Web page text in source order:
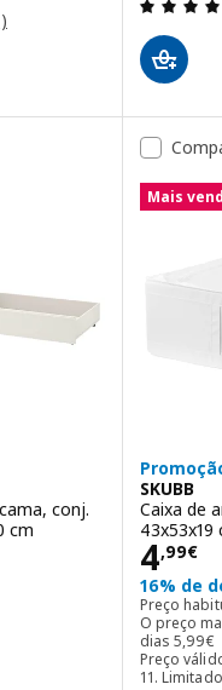
4.8 fora de 5
conj.
cm
4.5 fora de 5
Mais
SKUBB
Caixa de
43x53x19
4,99€
16% de
Preço
O preço
dias5,99€
O
Preço
11.